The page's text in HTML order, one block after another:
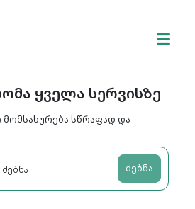
ყველა სერვისზე
მომსახურება სწრაფად და
ძებნა